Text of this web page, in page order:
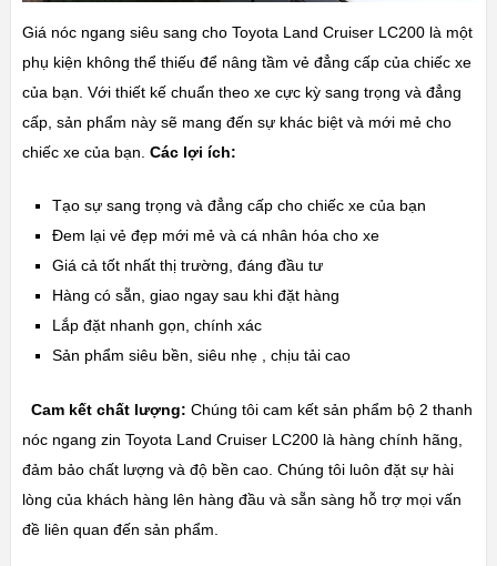
Giá nóc ngang siêu sang cho Toyota Land Cruiser LC200 là một
phụ kiện không thể thiếu để nâng tầm vẻ đẳng cấp của chiếc xe
của bạn. Với thiết kế chuẩn theo xe cực kỳ sang trọng và đẳng
cấp, sản phẩm này sẽ mang đến sự khác biệt và mới mẻ cho
chiếc xe của bạn. Các lợi ích:
Tạo sự sang trọng và đẳng cấp cho chiếc xe của bạn
Đem lại vẻ đẹp mới mẻ và cá nhân hóa cho xe
Giá cả tốt nhất thị trường, đáng đầu tư
Hàng có sẵn, giao ngay sau khi đặt hàng
Lắp đặt nhanh gọn, chính xác
Sản phẩm siêu bền, siêu nhẹ , chịu tải cao
Cam kết chất lượng: Chúng tôi cam kết sản phẩm bộ 2 thanh
nóc ngang zin Toyota Land Cruiser LC200là hàng chính hãng,
đảm bảo chất lượng và độ bền cao. Chúng tôi luôn đặt sự hài
lòng của khách hàng lên hàng đầu và sẵn sàng hỗ trợ mọi vấn
đề liên quan đến sản phẩm.